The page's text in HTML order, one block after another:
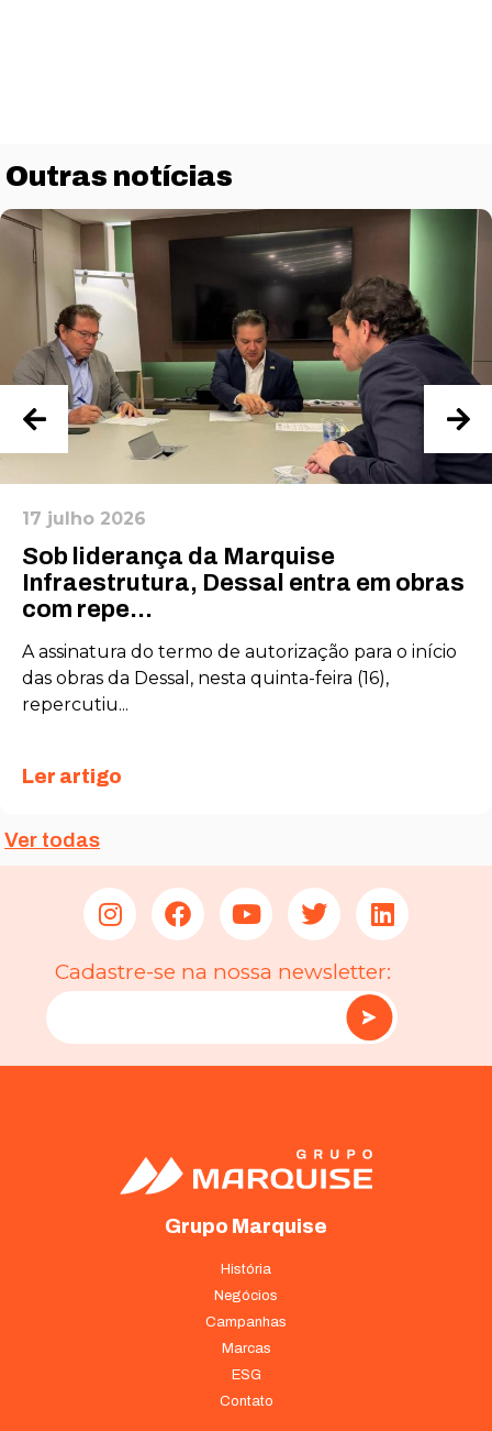
Outras notícias
17 julho 2026
Sob liderança da Marquise
Infraestrutura, Dessal entra em obras
com repe...
A assinatura do termo de autorização para o início
das obras da Dessal, nesta quinta-feira (16),
repercutiu...
Ler artigo
Ver todas
Cadastre-se na nossa newsletter:
Grupo Marquise
História
Negócios
Campanhas
Marcas
ESG
Contato